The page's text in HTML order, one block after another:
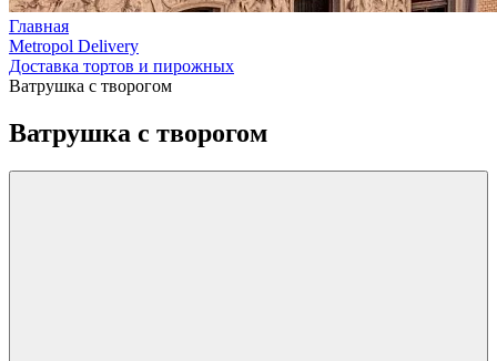
Главная
Metropol Delivery
Доставка тортов и пирожных
Ватрушка с творогом
Ватрушка с творогом